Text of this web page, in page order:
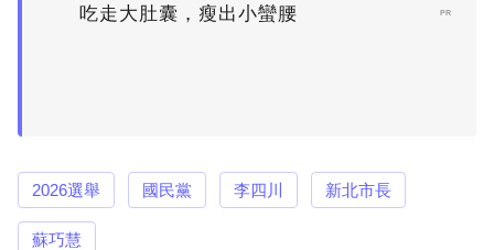
吃走大肚囊，瘦出小蠻腰
PR
2026選舉 國民黨 李四川 新北市長
蘇巧慧